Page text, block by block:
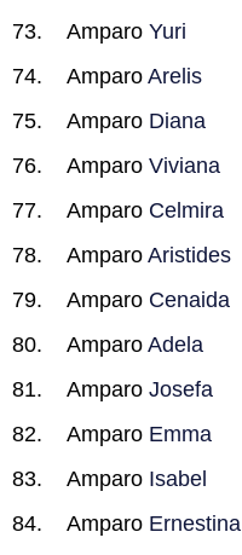
Amparo Yuri
Amparo Arelis
Amparo Diana
Amparo Viviana
Amparo Celmira
Amparo Aristides
Amparo Cenaida
Amparo Adela
Amparo Josefa
Amparo Emma
Amparo Isabel
Amparo Ernestina